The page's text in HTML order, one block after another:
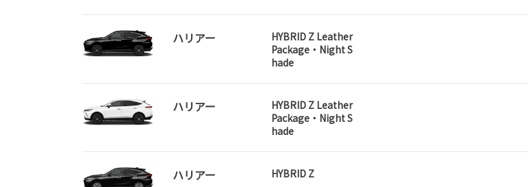
ハリアー
HYBRID Z Leather
Package・Night S
hade
ハリアー
HYBRID Z Leather
Package・Night S
hade
ハリアー HYBRID Z